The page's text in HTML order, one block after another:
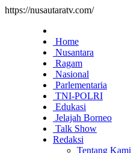
https://nusautaratv.com/
Home
Nusantara
Ragam
Nasional
Parlementaria
TNI-POLRI
Edukasi
Jelajah Borneo
Talk Show
Redaksi
Tentang Kami